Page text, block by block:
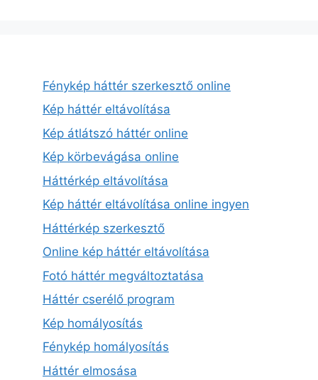
Fénykép háttér szerkesztő online
Kép háttér eltávolítása
Kép átlátszó háttér online
Kép körbevágása online
Háttérkép eltávolítása
Kép háttér eltávolítása online ingyen
Háttérkép szerkesztő
Online kép háttér eltávolítása
Fotó háttér megváltoztatása
Háttér cserélő program
Kép homályosítás
Fénykép homályosítás
Háttér elmosása